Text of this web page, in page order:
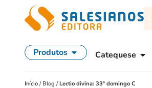
Produtos Catequese
Início / Blog /Lectio divina: 33º domingo C